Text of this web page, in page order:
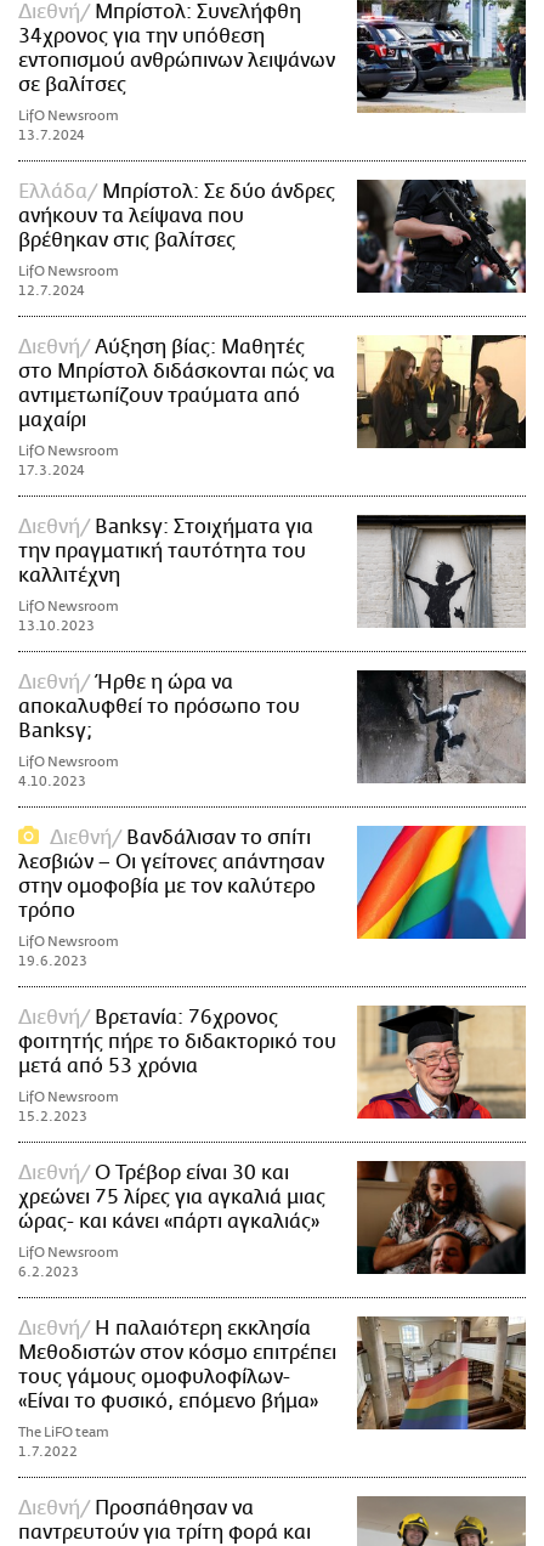
Διεθνή
Μπρίστολ: Συνελήφθη
34χρονος για την υπόθεση
εντοπισμού ανθρώπινων λειψάνων
σε βαλίτσες
LifO Newsroom
13.7.2024
Ελλάδα
Μπρίστολ: Σε δύο άνδρες
ανήκουν τα λείψανα που
βρέθηκαν στις βαλίτσες
LifO Newsroom
12.7.2024
Διεθνή
Αύξηση βίας: Μαθητές
στο Μπρίστολ διδάσκονται πώς να
αντιμετωπίζουν τραύματα από
μαχαίρι
LifO Newsroom
17.3.2024
Διεθνή
Banksy: Στοιχήματα για
την πραγματική ταυτότητα του
καλλιτέχνη
LifO Newsroom
13.10.2023
Διεθνή
Ήρθε η ώρα να
αποκαλυφθεί το πρόσωπο του
Banksy;
LifO Newsroom
4.10.2023
Διεθνή
Βανδάλισαν το σπίτι
λεσβιών – Οι γείτονες απάντησαν
στην ομοφοβία με τον καλύτερο
τρόπο
LifO Newsroom
19.6.2023
Διεθνή
Βρετανία: 76χρονος
φοιτητής πήρε το διδακτορικό του
μετά από 53 χρόνια
LifO Newsroom
15.2.2023
Διεθνή
Ο Τρέβορ είναι 30 και
χρεώνει 75 λίρες για αγκαλιά μιας
ώρας- και κάνει «πάρτι αγκαλιάς»
LifO Newsroom
6.2.2023
Διεθνή
Η παλαιότερη εκκλησία
Μεθοδιστών στον κόσμο επιτρέπει
τους γάμους ομοφυλοφίλων-
«Είναι το φυσικό, επόμενο βήμα»
The LiFO team
1.7.2022
Διεθνή
Προσπάθησαν να
παντρευτούν για τρίτη φορά και